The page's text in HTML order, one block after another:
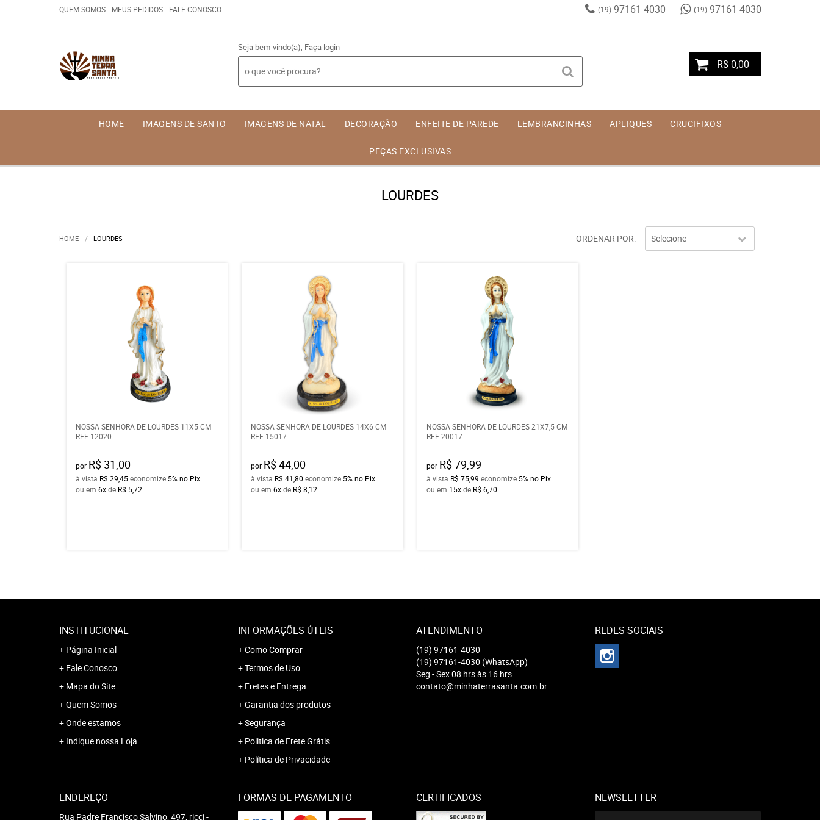
QUEM SOMOS MEUS PEDIDOS FALE CONOSCO (19)97161-4030 (19)97161-4030
Seja bem-vindo(a), Faça login
R$ 0,00
HOME IMAGENS DE SANTO IMAGENS DE NATAL DECORAÇÃO ENFEITE DE PAREDE LEMBRANCINHAS APLIQUES CRUCIFIXOS
PEÇAS EXCLUSIVAS
LOURDES
HOME LOURDES ORDENAR POR Selecione
NOSSA SENHORA DE LOURDES 11X5 CM
REF 12020
por R$ 31,00
à vista R$ 29,45economize 5% no Pix
ou em 6xde R$ 5,72
NOSSA SENHORA DE LOURDES 14X6 CM
REF 15017
por R$ 44,00
à vista R$ 41,80 economize 5%no Pix
ou em 6xde R$ 8,12
NOSSA SENHORA DE LOURDES 21X7,5 CM
REF 20017
por R$ 79,99
à vista R$ 75,99 economize 5% no Pix
ou em 15xde R$ 6,70
INSTITUCIONAL
Página Inicial
Fale Conosco
Mapa do Site
Quem Somos
Onde estamos
Indique nossa Loja
INFORMAÇÕES ÚTEIS
Como Comprar
Termos de Uso
Fretes e Entrega
Garantia dos produtos
Segurança
Politica de Frete Grátis
Política de Privacidade
ATENDIMENTO
(19) 97161-4030
(19) 97161-4030 (WhatsApp)
Seg - Sex 08 hrs às 16 hrs.
contato@minhaterrasanta.com.br
REDES SOCIAIS
ENDEREÇO
Rua Padre Francisco Salvino, 497, ricci-
FORMAS DE PAGAMENTO CERTIFICADOS NEWSLETTER